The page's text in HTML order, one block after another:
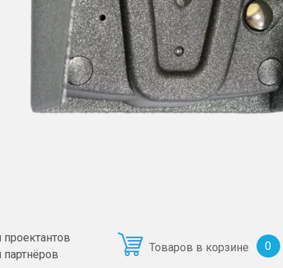
проектантов
партнёров
Товаров в корзине 0